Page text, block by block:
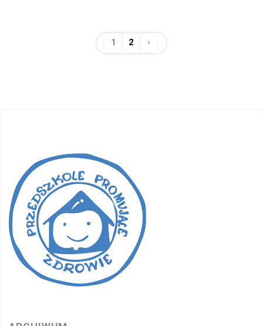
1 2